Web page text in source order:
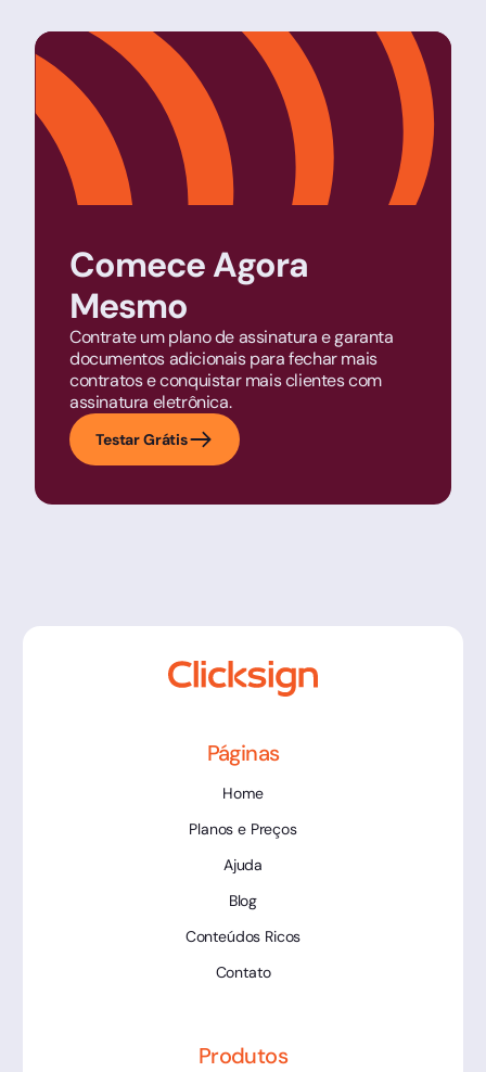
Comece Agora
Mesmo
Contrate um plano de assinatura e garanta
documentos adicionais para fechar mais
contratos e conquistar mais clientes com
assinatura eletrônica.
Testar Grátis
Páginas
Home
Planos e Preços
Ajuda
Blog
Conteúdos Ricos
Contato
Produtos